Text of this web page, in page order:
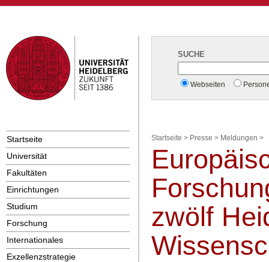
Startseite
Universität
Fakultäten
Einrichtungen
Studium
Forschung
Internationales
Exzellenzstrategie
SUCHE
Webseiten
Startseite > Presse > Meldungen >
zwölf